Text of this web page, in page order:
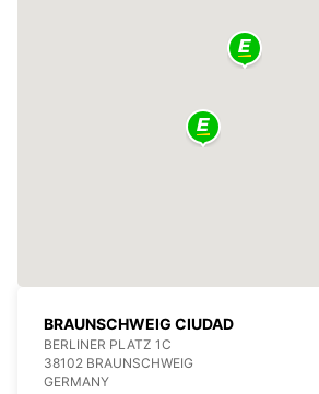
BRAUNSCHWEIG CIUDAD
BERLINER PLATZ 1C
38102 BRAUNSCHWEIG
GERMANY